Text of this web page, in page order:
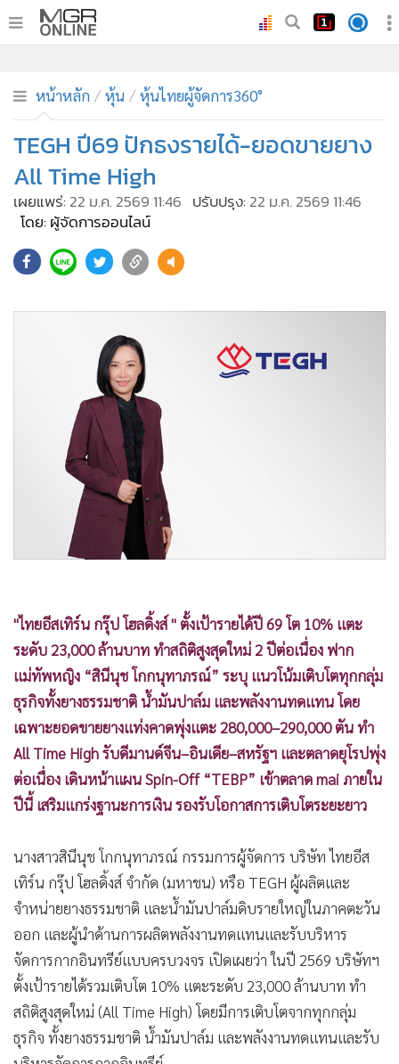
• ทันเหตุการณ์
• ภาคใต้
• ภูมิภาค
• Online Section
• บันเทิง
ผู้จัดการรายวัน
• คอลัมนิสต์
• CbizReview
Good health & Well-being
Green Innovation & SD
Management & HR
MGR Live
Infographic
การเมือง
• ท่องเที่ยว
• ต่างประเทศ
• Special Scoop
• เศรษฐกิจ-ธุรกิจ
• จีน
• ชุมชน-คุณภาพชีวิต
• อาชญากรรม
• Motoring
• เกม
• SMEs
•
อินโดจีน
•
กองทุนรวม
• Celeb Online
• Factcheck
• ญี่ปุ่น
หน้าหลัก หุ้น หุ้นไทยผู้จัดการ360°
TEGH ปี69 ปักธงรายได้-ยอดขายยาง
All Time High
เผยแพร่: 22 ม.ค. 2569 11:46 ปรับปรุง: 22 ม.ค. 2569 11:46
โดย: ผู้จัดการออนไลน์
"ไทยอีสเทิร์น กรุ๊ป โฮลดิ้งส์ " ตั้งเป้ารายได้ปี 69 โต 10% แตะ
ระดับ 23,000 ล้านบาท ทำสถิติสูงสุดใหม่ 2 ปีต่อเนื่อง ฟาก
แม่ทัพหญิง “สินีนุช โกกนุทาภรณ์” ระบุ แนวโน้มเติบโตทุกกลุ่ม
ธุรกิจทั้งยางธรรมชาติ น้ำมันปาล์ม และพลังงานทดแทน โดย
เฉพาะยอดขายยางแท่งคาดพุ่งแตะ 280,000–290,000 ตัน ทำ
All Time High รับดีมานด์จีน–อินเดีย–สหรัฐฯ และตลาดยุโรปพุ่ง
ต่อเนื่อง เดินหน้าแผน Spin-Off “TEBP” เข้าตลาด mai ภายใน
ปีนี้ เสริมแกร่งฐานะการเงิน รองรับโอกาสการเติบโตระยะยาว
นางสาวสินีนุช โกกนุทาภรณ์ กรรมการผู้จัดการ บริษัท ไทยอีส
เทิร์น กรุ๊ป โฮลดิ้งส์ จำกัด (มหาชน) หรือ TEGH ผู้ผลิตและ
จำหน่ายยางธรรมชาติ และน้ำมันปาล์มดิบรายใหญ่ในภาคตะวัน
ออก และผู้นำด้านการผลิตพลังงานทดแทนและรับบริหาร
จัดการกากอินทรีย์แบบครบวงจร เปิดเผยว่า ในปี 2569 บริษัทฯ
ตั้งเป้ารายได้รวมเติบโต 10% แตะระดับ 23,000 ล้านบาท ทำ
สถิติสูงสุดใหม่ (All Time High) โดยมีการเติบโตจากทุกกลุ่ม
ธุรกิจ ทั้งยางธรรมชาติ น้ำมันปาล์ม และพลังงานทดแทนและรับ